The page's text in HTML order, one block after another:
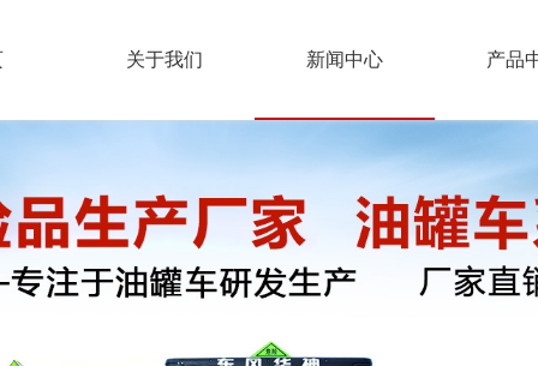
关于我们 新闻中心 产品